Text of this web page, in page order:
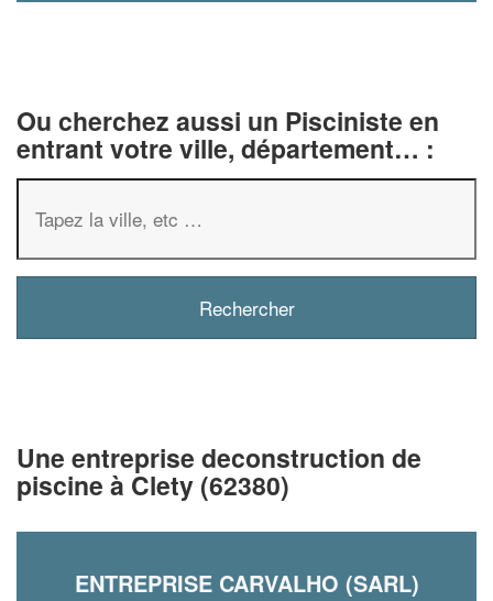
Ou cherchez aussi un Pisciniste en
entrant votre ville, département… :
Une entreprise deconstruction de
piscine à Clety (62380)
ENTREPRISE CARVALHO (SARL)
✕
Vous êtes un
marges tout en gagnant
nouveaux clients!